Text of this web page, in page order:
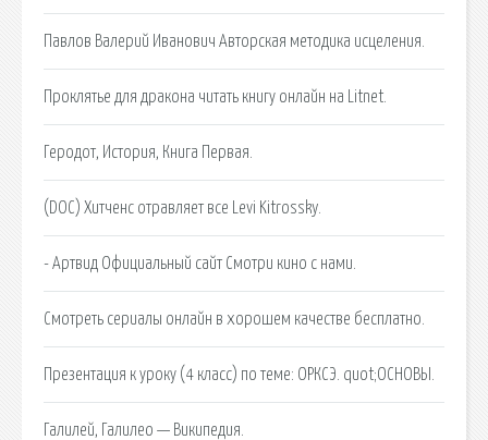
Павлов Валерий Иванович Авторская методика исцеления.
Проклятье для дракона читать книгу онлайн на Litnet.
Геродот, История, Книга Первая.
(DOC) Хитченс отравляет все Levi Kitrossky.
- Артвид Официальный сайт Смотри кино с нами.
Смотреть сериалы онлайн в хорошем качестве бесплатно.
Презентация к уроку (4 класс) по теме: ОРКСЭ. quot;ОСНОВЫ.
Галилей, Галилео — Википедия.